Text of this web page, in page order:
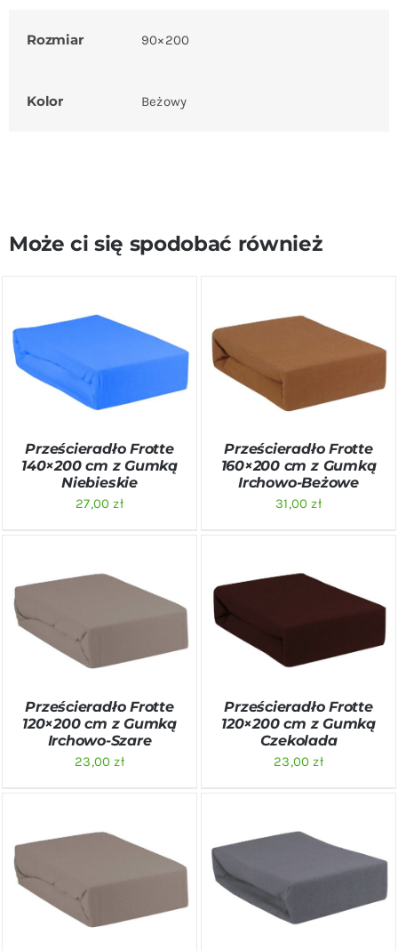
Rozmiar 90×200
Kolor Beżowy
Może ci się spodobać również
SZCZEGÓŁY
Prześcieradło Frotte
140×200 cm z Gumką
Niebieskie
27,00zł
SZCZEGÓŁY
Prześcieradło Frotte
160×200 cm z Gumką
Irchowo-Beżowe
31,00zł
SZCZEGÓŁY
Prześcieradło Frotte
120×200 cm z Gumką
Irchowo-Szare
23,00zł
SZCZEGÓŁY
Prześcieradło Frotte
120×200 cm z Gumką
Czekolada
23,00zł
SZCZEGÓŁY
SZCZEGÓŁY